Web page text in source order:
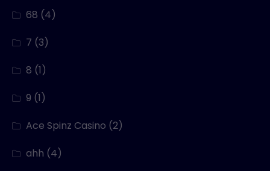
68 (4)
7 (3)
8 (1)
9 (1)
Ace Spinz Casino (2)
ahh (4)